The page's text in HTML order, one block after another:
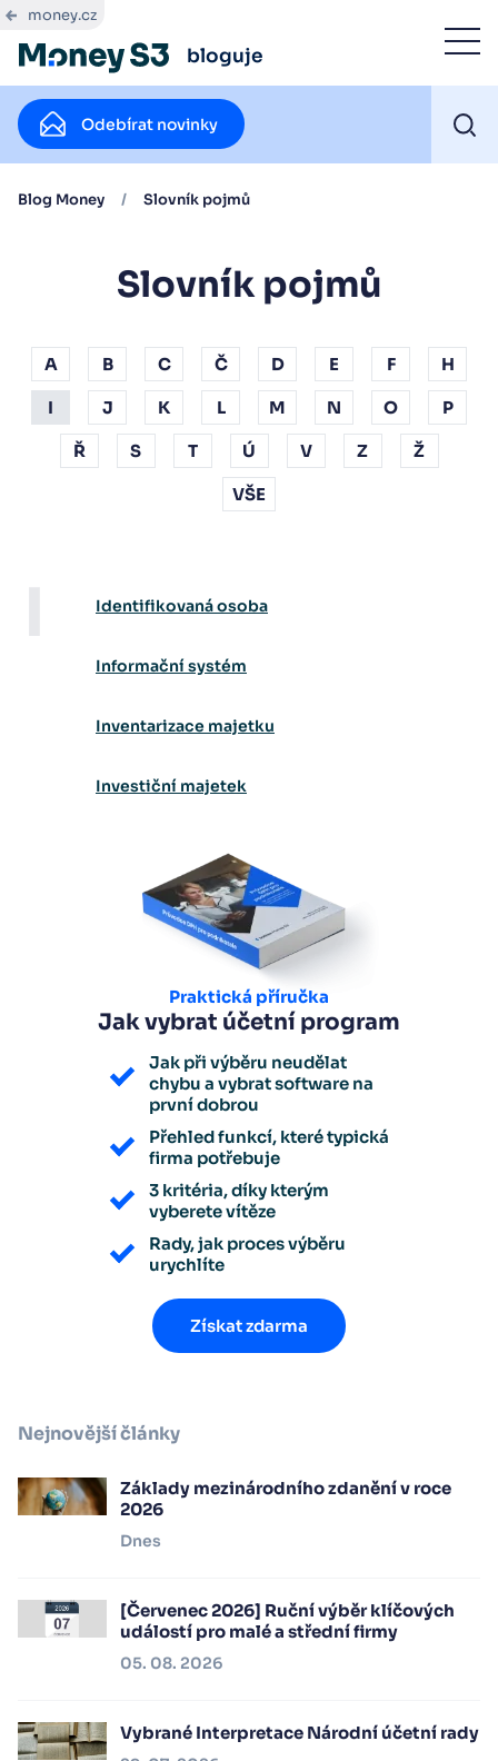
money.cz
bloguje
Odebírat novinky
Blog Money / Slovník pojmů
Slovník pojmů
A B C Č D E F H
I J K L M N O P
Ř S T Ú V Z Ž
VŠE
I Identifikovaná osoba
Informační systém
Inventarizace majetku
Investiční majetek
Praktická příručka
Jak vybrat účetní program
Jak při výběru neudělat
chybu a vybrat software na
první dobrou
Přehled funkcí, které typická
firma potřebuje
3 kritéria, díky kterým
vyberete vítěze
Rady, jak proces výběru
urychlíte
Získat zdarma
Nejnovější články
Základy mezinárodního zdanění v roce
2026
Dnes
[Červenec 2026] Ruční výběr klíčových
událostí pro malé a střední firmy
05. 08. 2026
Vybrané Interpretace Národní účetní rady